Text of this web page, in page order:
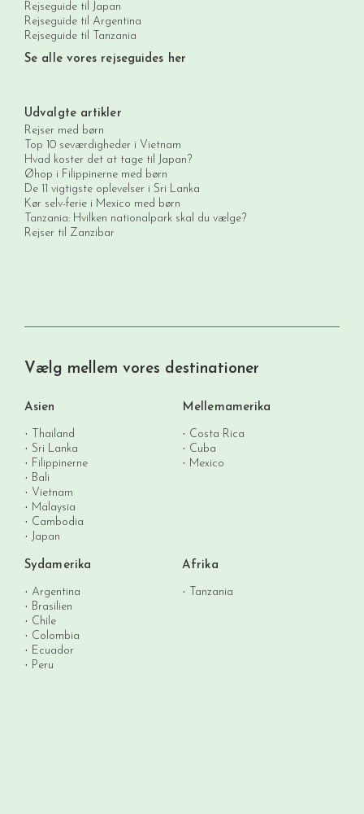
Rejseguide til Japan
Rejseguide til Argentina
Rejseguide til Tanzania
Se alle vores rejseguides her
Udvalgte artikler
Rejser med børn
Top 10 seværdigheder i Vietnam
Hvad koster det at tage til Japan?
Øhop i Filippinerne med børn
De 11 vigtigste oplevelser i Sri Lanka
Kør selv-ferie i Mexico med børn
Tanzania: Hvilken nationalpark skal du vælge?
Rejser til Zanzibar
Vælg mellem vores destinationer
Asien
Thailand
Sri Lanka
Filippinerne
Bali
Vietnam
Malaysia
Cambodia
Japan
Mellemamerika
Costa Rica
Cuba
Mexico
Sydamerika
Argentina
Brasilien
Chile
Colombia
Ecuador
Peru
Afrika
Tanzania